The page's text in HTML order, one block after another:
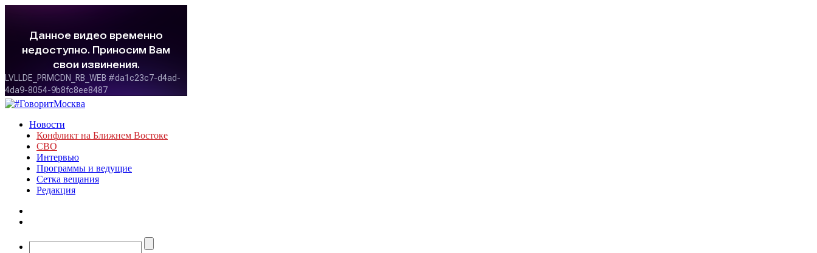
Новости
Конфликт на Ближнем Востоке
СВО
Интервью
Программы и ведущие
Сетка вещания
Редакция